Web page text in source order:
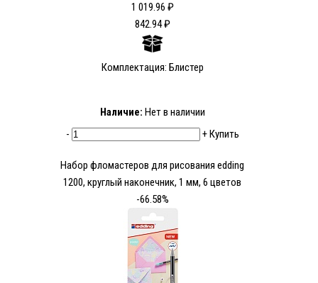
1 019.96 ₽
842.94 ₽
Комплектация: Блистер
Наличие: Нет в наличии
-
+Купить
Набор фломастеров для рисования edding
1200, круглый наконечник, 1 мм, 6 цветов
-66.58%